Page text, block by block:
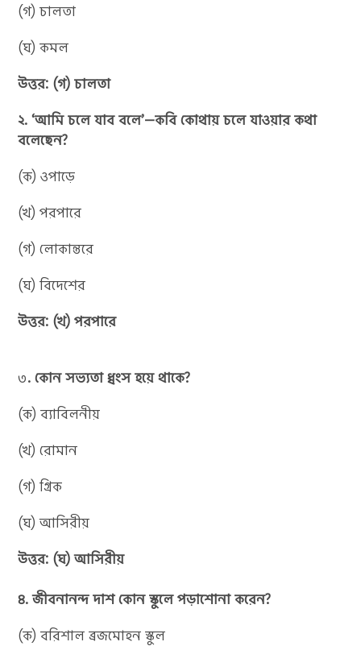
(গ) চালতা
(ঘ) কমল
উত্তর: (গ) চালতা
২. ‘আমি চলে যাব বলে’—কবি কোথায় চলে যাওয়ার কথা
বলেছেন?
(ক) ওপাড়ে
(খ) পরপারে
(গ) লোকান্তরে
(ঘ) বিদেশের
উত্তর: (খ) পরপারে
৩. কোন সভ্যতা ধ্বংস হয়ে থাকে?
(ক) ব্যাবিলনীয়
(খ) রোমান
(গ) গ্রিক
(ঘ) আসিরীয়
উত্তর: (ঘ) আসিরীয়
৪. জীবনানন্দ দাশ কোন স্কুলে পড়াশোনা করেন?
(ক) বরিশাল ব্রজমোহন স্কুল